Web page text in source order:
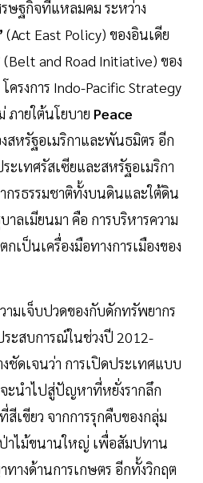
ษฐกิจที่แหลมคม ระหว่าง
(Act East Policy) ของอินเดีย
(Belt and Road Initiative) ของ
รงการ Indo-Pacific Strategy
ภายใต้นโยบาย Peace
สหรัฐอเมริกาและพันธมิตร อีก
ะเทศรัสเซียและสหรัฐอเมริกา
รธรรมชาติทั้งบนดินและใต้ดิน
ลเมียนมา คือ การบริหารความ
เป็นเครื่องมือทางการเมืองของ
มเจ็บปวดของกับดักทรัพยากร
ระสบการณ์ในช่วงปี 2012-
ชัดเจนว่า การเปิดประเทศแบบ
ะนำไปสู่ปัญหาที่หยั่งรากลึก
เขียว จากการรุกคืบของกลุ่ม
าไม้ขนานใหญ่ เพื่อสัมปทาน
างด้านการเกษตร อีกทั้งวิกฤต